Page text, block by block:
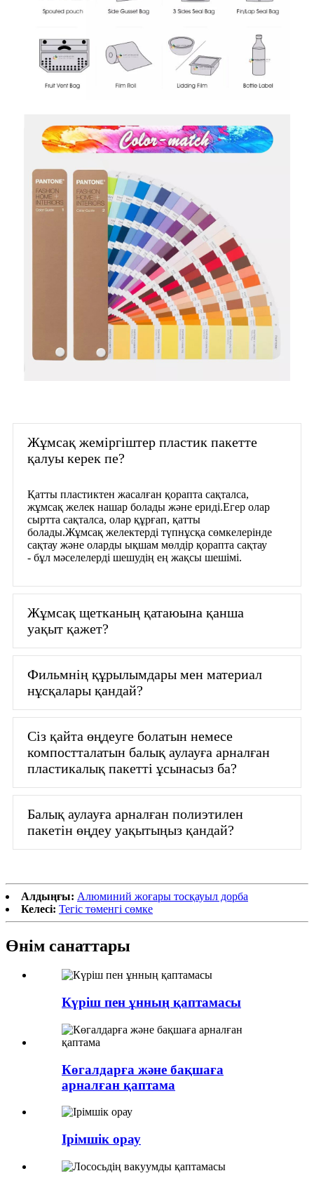
Жұмсақ жеміргіштер пластик пакетте
қалуы керек пе?
Қатты пластиктен жасалған қорапта сақталса,
жұмсақ желек нашар болады және ериді.Егер олар
сыртта сақталса, олар құрғап, қатты
болады.Жұмсақ желектерді түпнұсқа сөмкелерінде
сақтау және оларды ықшам мөлдір қорапта сақтау
- бұл мәселелерді шешудің ең жақсы шешімі.
Жұмсақ щетканың қатаюына қанша
уақыт қажет?
Фильмнің құрылымдары мен материал
нұсқалары қандай?
Сіз қайта өңдеуге болатын немесе
компостталатын балық аулауға арналған
пластикалық пакетті ұсынасыз ба?
Балық аулауға арналған полиэтилен
пакетін өңдеу уақытыңыз қандай?
Алдыңғы: Алюминий жоғары тосқауыл дорба
Келесі: Тегіс төменгі сөмке
Өнім санаттары
Күріш пен ұнның қаптамасы
Көгалдарға және бақшаға
арналған қаптама
Ірімшік орау